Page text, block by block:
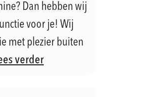
Dan hebben wij
voor je! Wij
met plezier buiten
verder